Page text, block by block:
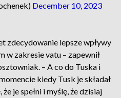
December 10, 2023
zdecydowanie lepsze wpływy
zakresie vatu – zapewnił
– A co do Tuska i
kiedy Tusk je składał
je spełni i myślę, że dzisiaj